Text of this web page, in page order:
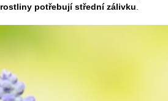
potřebují střední zálivku